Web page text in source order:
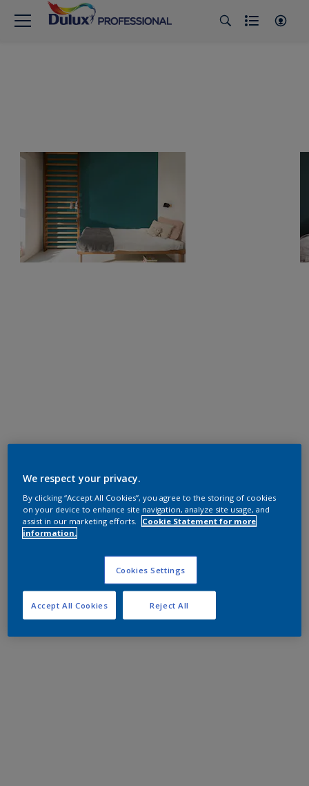
We respect your privacy.
By clicking “Accept All Cookies”, you agree to the storing of cookies
on your device to enhance site navigation, analyze site usage, and
assist in our marketing efforts.
Cookie Statement for more
information.
Cookies Settings
Reject All
Accept All Cookies